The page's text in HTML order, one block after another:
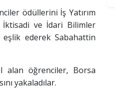
ödüllerini İş Yatırım
İktisadi ve İdari Bilimler
ederek Sabahattin
alan öğrenciler, Borsa
yakaladılar.